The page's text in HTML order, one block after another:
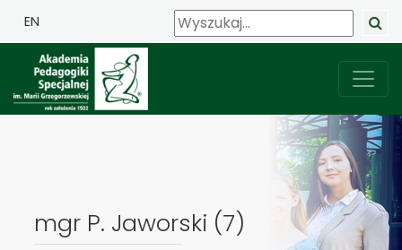
EN
mgr P. Jaworski (7)